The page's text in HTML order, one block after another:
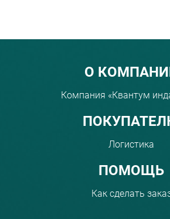
Menu footer
О
Компания «Квантум
Логистика
ПОМОЩЬ
Как сделать